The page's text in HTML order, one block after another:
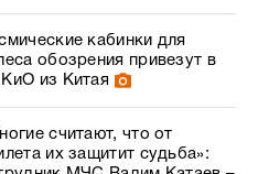
кабинки для
обозрения привезут в
из Китая
считают, что от
их защитит судьба»: